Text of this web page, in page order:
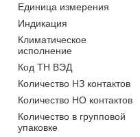
Единица измерения
Индикация
Климатическое
исполнение
Код ТН ВЭД
Количество НЗ контактов
Количество НО контактов
Количество в групповой
упаковке